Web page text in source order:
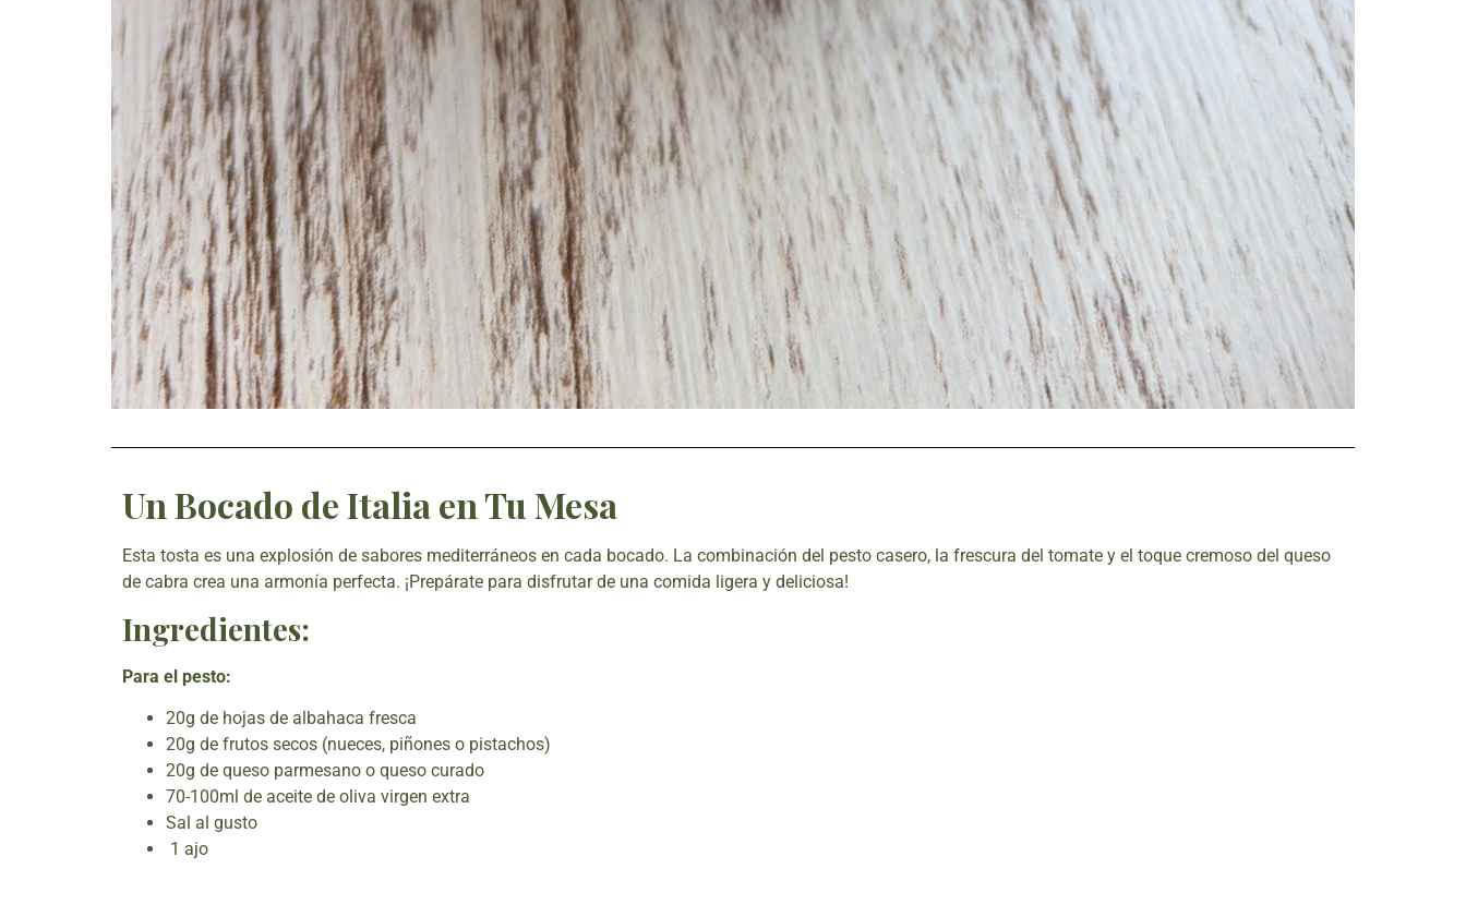
Un Bocado de Italia en Tu Mesa
Esta tosta es una explosión de sabores mediterráneos en cada bocado. La combinación del pesto casero, la frescura del tomate y el toque cremoso del queso
de cabra crea una armonía perfecta. ¡Prepárate para disfrutar de una comida ligera y deliciosa!
Ingredientes:
Para el pesto:
20g de hojas de albahaca fresca
20g de frutos secos (nueces, piñones o pistachos)
20g de queso parmesano o queso curado
70-100ml de aceite de oliva virgen extra
Sal al gusto
1 ajo